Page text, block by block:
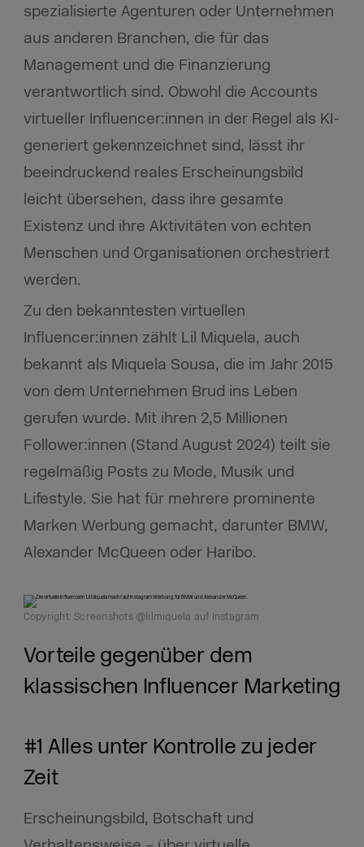
spezialisierte Agenturen oder Unternehmen
aus anderen Branchen, die für das
Management und die Finanzierung
verantwortlich sind. Obwohl die Accounts
virtueller Influencer:innen in der Regel als KI-
generiert gekennzeichnet sind, lässt ihr
beeindruckend reales Erscheinungsbild
leicht übersehen, dass ihre gesamte
Existenz und ihre Aktivitäten von echten
Menschen und Organisationen orchestriert
werden.
Zu den bekanntesten virtuellen
Influencer:innen zählt Lil Miquela, auch
bekannt als Miquela Sousa, die im Jahr 2015
von dem Unternehmen Brud ins Leben
gerufen wurde. Mit ihren 2,5 Millionen
Follower:innen (Stand August 2024) teilt sie
regelmäßig Posts zu Mode, Musik und
Lifestyle. Sie hat für mehrere prominente
Marken Werbung gemacht, darunter BMW,
Alexander McQueen oder Haribo.
Copyright: Screenshots @lilmiquela auf Instagram
Vorteile gegenüber dem
klassischen Influencer Marketing
#1 Alles unter Kontrolle zu jeder
Zeit
Erscheinungsbild, Botschaft und